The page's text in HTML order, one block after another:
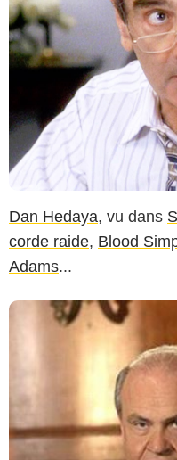
Dan Hedaya, vu dans
corde raide, Blood
Adams...